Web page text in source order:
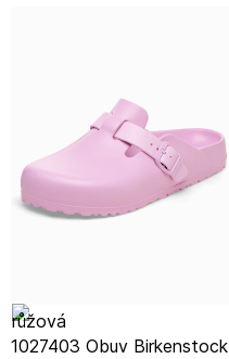
1027403 Obuv Birkenstock